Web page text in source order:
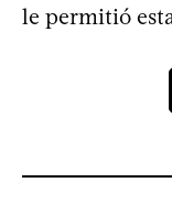
le permitió